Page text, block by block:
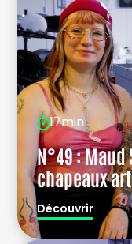
17min
N°49 :
chapeaux
Découvrir